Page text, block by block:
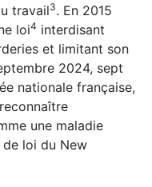
travail3. En 2015
loi4 interdisant
et limitant son
2024, sept
nationale française,
une maladie
loi du New